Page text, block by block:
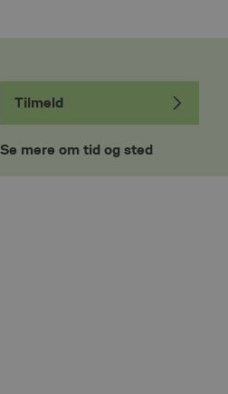
Tilmeld
Se mere om tid og sted